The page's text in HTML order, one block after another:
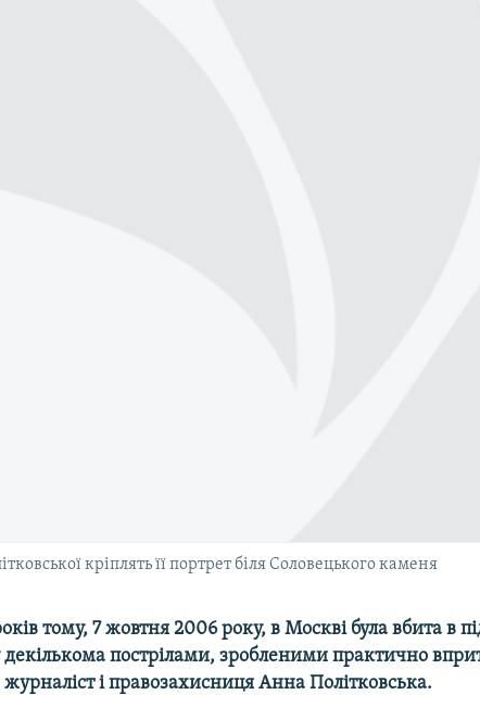
кріплять її портрет біля Соловецького каменя
тому, 7 жовтня 2006 року, в Москві була вбита в
пострілами, зробленими практично
журналіст і правозахисниця Анна Політковська.